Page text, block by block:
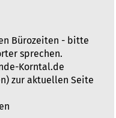
Bürozeiten - bitte
sprechen.
Korntal.de
zur aktuellen Seite